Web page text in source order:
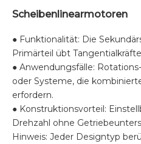
Scheibenlinearmotoren
● Funktionalität: Die
Primärteil übt
● Anwendungsfälle:
oder Systeme, die
erfordern.
● Konstruktionsvorteil:
Drehzahl ohne
Hinweis: Jeder Designtyp